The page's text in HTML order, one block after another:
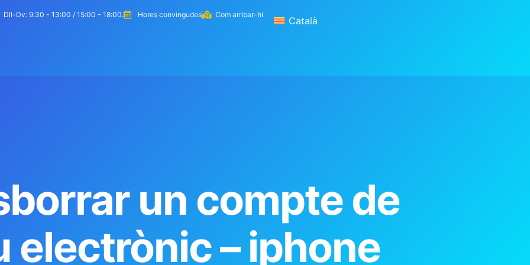
Dll-Dv: 9:30 - 13:00 / 15:00 - 18:00. Hores convingudes Com arribar-hi
Català
un compte de
electrònic – iphone